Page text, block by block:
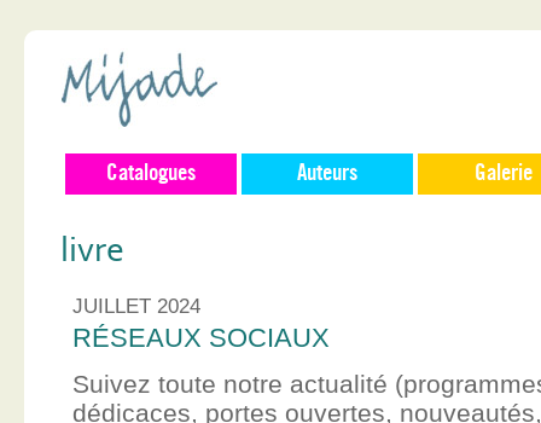
Catalogues Auteurs Galerie
livre
JUILLET 2024
RÉSEAUX SOCIAUX
Suivez toute notre actualité
dédicaces, portes ouvertes,